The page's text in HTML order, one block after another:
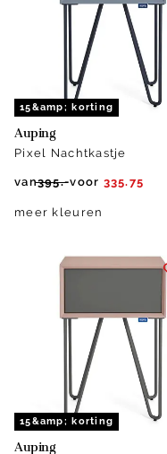
15&amp; korting
Auping
Pixel Nachtkastje
van395.-voor 335.75
meer kleuren
15&amp; korting
Auping